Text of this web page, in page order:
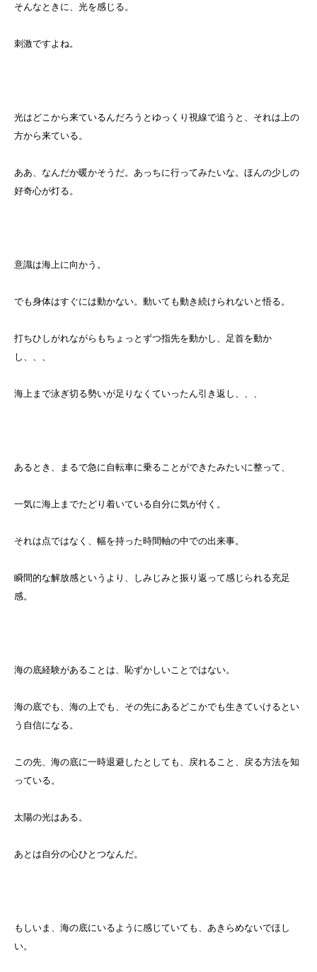
そんなときに、光を感じる。
刺激ですよね。
光はどこから来ているんだろうとゆっくり視線で追うと、それは上の
方から来ている。
ああ、なんだか暖かそうだ。あっちに行ってみたいな。ほんの少しの
好奇心が灯る。
意識は海上に向かう。
でも身体はすぐには動かない。動いても動き続けられないと悟る。
打ちひしがれながらもちょっとずつ指先を動かし、足首を動か
し、、、
海上まで泳ぎ切る勢いが足りなくていったん引き返し、、、
あるとき、まるで急に自転車に乗ることができたみたいに整って、
一気に海上までたどり着いている自分に気が付く。
それは点ではなく、幅を持った時間軸の中での出来事。
瞬間的な解放感というより、しみじみと振り返って感じられる充足
感。
海の底経験があることは、恥ずかしいことではない。
海の底でも、海の上でも、その先にあるどこかでも生きていけるとい
う自信になる。
この先、海の底に一時退避したとしても、戻れること、戻る方法を知
っている。
太陽の光はある。
あとは自分の心ひとつなんだ。
もしいま、海の底にいるように感じていても、あきらめないでほし
い。